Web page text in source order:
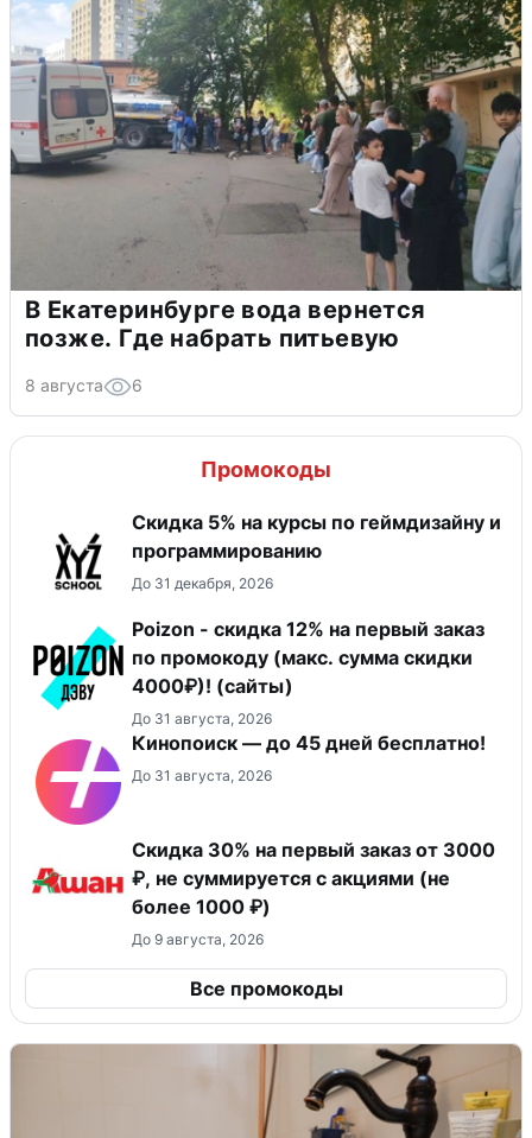
В Екатеринбурге вода вернется
позже. Где набрать питьевую
8 августа 6
Промокоды
Скидка 5% на курсы по геймдизайну и
программированию
До 31 декабря, 2026
Poizon - скидка 12% на первый заказ
по промокоду (макс. сумма скидки
4000₽)! (сайты)
До 31 августа, 2026
Кинопоиск — до 45 дней бесплатно!
До 31 августа, 2026
Скидка 30% на первый заказ от 3000
₽, не суммируется c акциями (не
более 1000 ₽)
До 9 августа, 2026
Все промокоды